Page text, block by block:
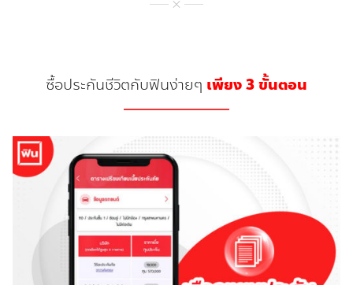
ซื้อประกันชีวิตกับฟินง่ายๆ เพียง 3 ขั้นตอน